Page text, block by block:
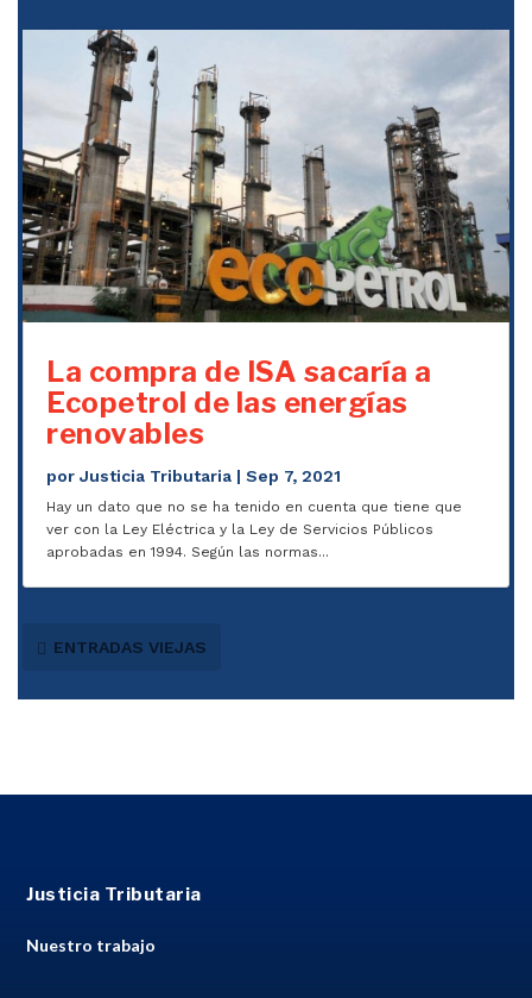
La compra de ISA sacaría a
Ecopetrol de las energías
renovables
porJusticia Tributaria |Sep 7, 2021
Hay un dato que no se ha tenido en cuenta que tiene que
ver con la Ley Eléctrica y la Ley de Servicios Públicos
aprobadas en 1994. Según las normas...
ENTRADAS VIEJAS
Justicia Tributaria
Nuestro trabajo